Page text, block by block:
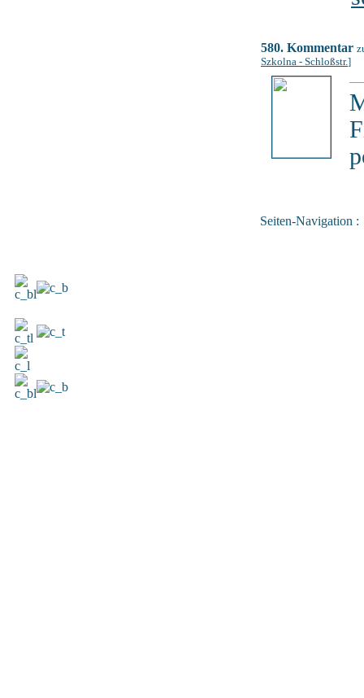
580. Kommentar
Szkolna - Schloßstr.]
Seiten-Navigation :